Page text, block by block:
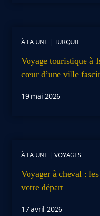
À LA UNE | TURQUIE
Voyage touristique à
cœur d’une ville
19 mai 2026
À LA UNE | VOYAGES
Voyager à cheval :
votre départ
17 avril 2026